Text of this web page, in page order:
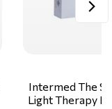
Intermed The
Light Therapy